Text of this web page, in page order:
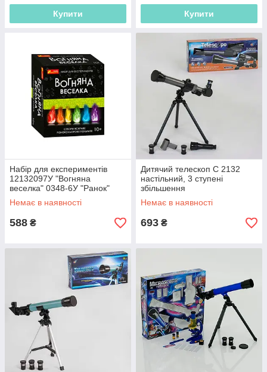
Купити Купити
Набір для експериментів
12132097У "Вогняна
веселка" 0348-6У "Ранок"
Немає в наявності
588 ₴
Дитячий телескоп C 2132
настільний, 3 ступені
збільшення
Немає в наявності
693 ₴